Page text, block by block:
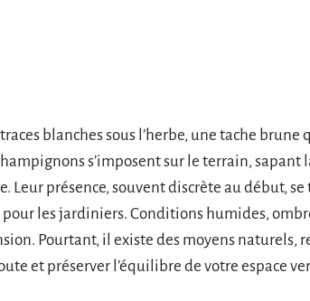
blanches sous l’herbe, une tache brune
s’imposent sur le terrain,
Leur présence, souvent discrète au début,
pour les jardiniers. Conditions humides,
Pourtant, il existe des moyens
et préserver l’équilibre de votre espace